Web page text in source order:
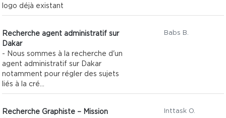
logo déjà existant
Recherche agent administratif sur
Dakar
- Nous sommes à la recherche d'un
agent administratif sur Dakar
notamment pour régler des sujets
liés à la cré...
Babs B.
Recherche Graphiste – Mission
Inttask O.